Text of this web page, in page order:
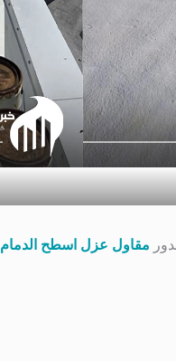
مقاول عزل اسطح الدمام